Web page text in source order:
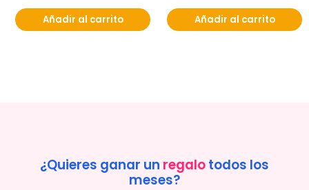
Añadir al carrito Añadir al carrito
¿Quieres ganar un regalotodos los
meses?